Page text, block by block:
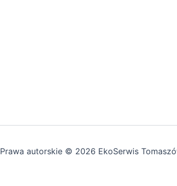
Prawa autorskie © 2026 EkoSerwis